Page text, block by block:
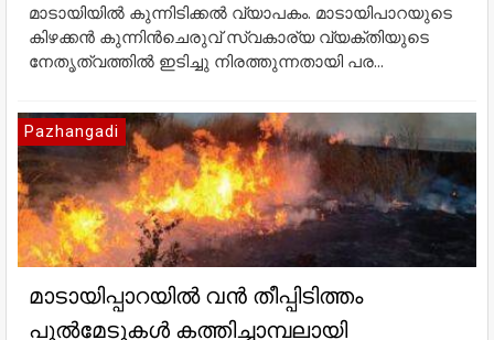
മാടായിയില്‍ കുന്നിടിക്കല്‍ വ്യാപകം. മാടായിപാറയുടെ
കിഴക്കന്‍ കുന്നിന്‍ചെരുവ് സ്വകാര്യ വ്യക്തിയുടെ
നേതൃത്വത്തില്‍ ഇടിച്ചു നിരത്തുന്നതായി പര...
Pazhangadi
മാടായിപ്പാറയിൽ വൻ തീപ്പിടിത്തം
പുൽമേടുകൾ കത്തിച്ചാമ്പലായി